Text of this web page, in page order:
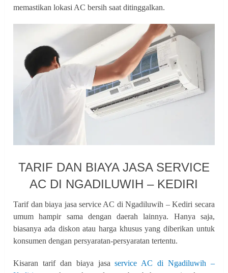
memastikan lokasi AC bersih saat ditinggalkan.
TARIF DAN BIAYA JASA SERVICE
AC DI NGADILUWIH – KEDIRI
Tarif dan biaya jasa service AC di Ngadiluwih – Kediri secara
umum hampir sama dengan daerah lainnya. Hanya saja,
biasanya ada diskon atau harga khusus yang diberikan untuk
konsumen dengan persyaratan-persyaratan tertentu.
Kisaran tarif dan biaya jasaservice AC di Ngadiluwih –